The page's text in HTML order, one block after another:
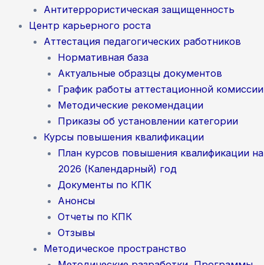
Антитеррористическая защищенность
Центр карьерного роста
Аттестация педагогических работников
Нормативная база
Актуальные образцы документов
График работы аттестационной комиссии
Методические рекомендации
Приказы об установлении категории
Курсы повышения квалификации
План курсов повышения квалификации на
2026 (Календарный) год
Документы по КПК
Анонсы
Отчеты по КПК
Отзывы
Методическое пространство